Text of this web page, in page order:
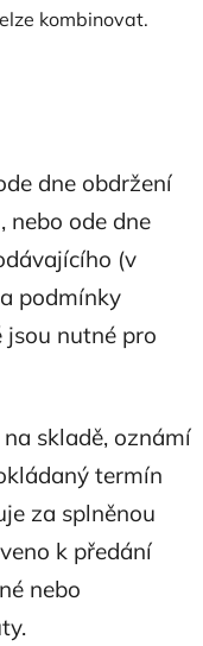
kombinovat.
dne obdržení
nebo ode dne
(v
podmínky
jsou nutné pro
skladě, oznámí
termín
za splněnou
k předání
nebo